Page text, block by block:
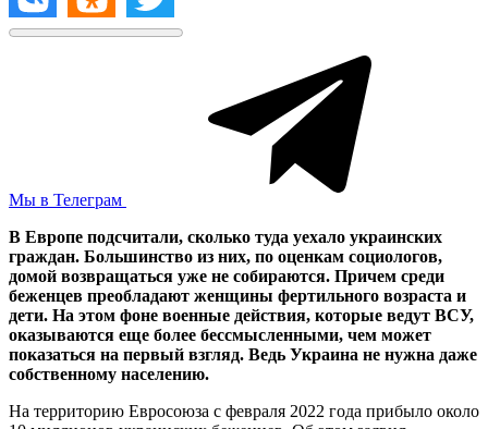
Мы в Телеграм
В Европе подсчитали, сколько туда уехало украинских
граждан. Большинство из них, по оценкам социологов,
домой возвращаться уже не собираются. Причем среди
беженцев преобладают женщины фертильного возраста и
дети. На этом фоне военные действия, которые ведут ВСУ,
оказываются еще более бессмысленными, чем может
показаться на первый взгляд. Ведь Украина не нужна даже
собственному населению.
На территорию Евросоюза с февраля 2022 года прибыло около